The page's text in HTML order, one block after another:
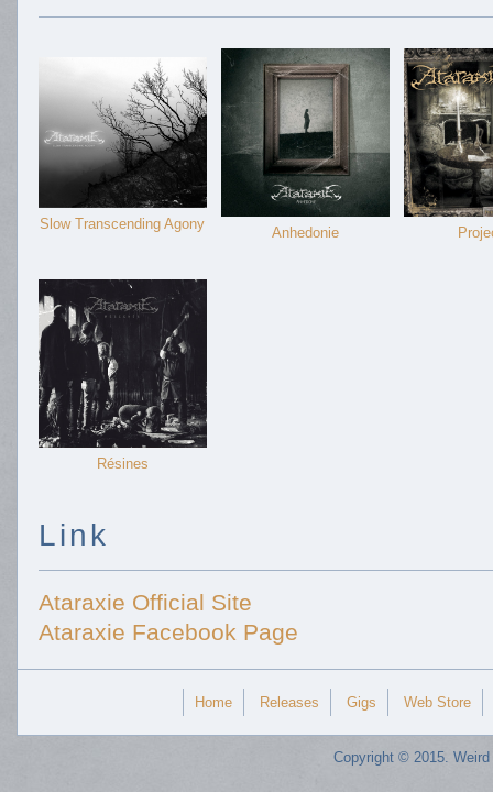
Slow Transcending Agony
Anhedonie
Résines
Link
Ataraxie Official Site
Ataraxie Facebook Page
Home Releases Gigs Web Store
Copyright © 2015.